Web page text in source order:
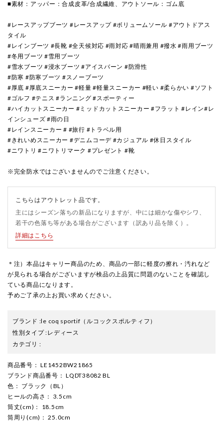
■素材：アッパー：合成皮革/合成繊維、アウトソール：ゴム底
#レースアップブーツ #レースアップ #ボリュームソール #アウトドアス
タイル
#レインブーツ #長靴 #全天候対応 #雨対応 #晴雨兼用 #撥水 #雨用ブーツ
#冬用ブーツ #雪用ブーツ
#雪水ブーツ #浸水ブーツ #アイスバーン #防滑性
#防寒 #防寒ブーツ #スノーブーツ
#厚底 #厚底スニーカー #軽量 #軽量スニーカー #軽い #柔らかい #ソフト
#ゴルフ #テニス #ランニング #スポーティー
#ハイカットスニーカー #ミッドカットスニーカー #フラット #レイン#レ
インシューズ #雨の日
#レインスニーカー # #旅行 #トラベル用
#きれいめスニーカー #デニムコーデ #カジュアル #休日スタイル
#ニワトリ #ニワトリマーク #プレゼント #靴
※完全防水ではございませんのでご注意ください。
こちらはアウトレット品です。
主にはシーズン落ちの新品になりますが、中には細かな傷やシワ、
若干の色落ち等がある場合がございます（訳あり品を除く）。
詳細はこちら
＊注）本品はキャリー商品のため、商品の一部に軽度の擦れ・汚れなど
が見られる場合がございますが検品の上品質に問題のないことを確認し
ている商品になります。
予めご了承の上お買い求めください。
ブランド :le coq sportif （ルコックスポルティフ）
性別タイプ:レディース
カテゴリ :
商品番号 ： LE1452BW21865
ブランド商品番号 ： LQDT38082 BL
色 ： ブラック（BL）
ヒールの高さ ： 3.5cm
筒丈(cm) ： 18.5cm
筒周り(cm) ： 25.0cm